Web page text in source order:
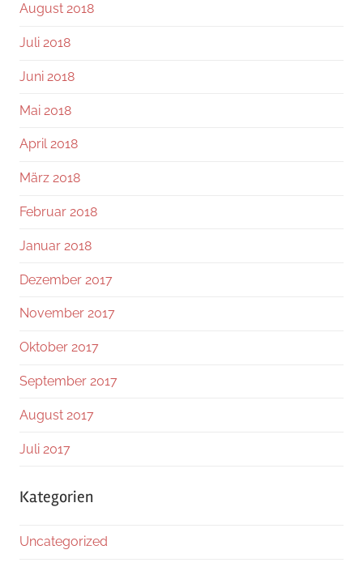
August 2018
Juli 2018
Juni 2018
Mai 2018
April 2018
März 2018
Februar 2018
Januar 2018
Dezember 2017
November 2017
Oktober 2017
September 2017
August 2017
Juli 2017
Kategorien
Uncategorized